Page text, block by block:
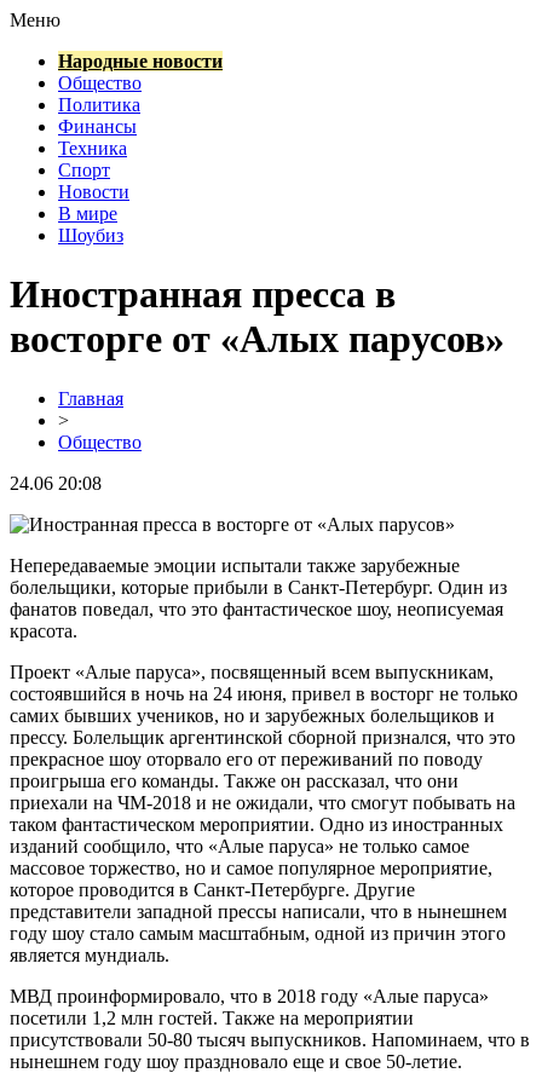
Меню
Народные новости
Общество
Политика
Финансы
Техника
Спорт
Новости
В мире
Шоубиз
Иностранная пресса в
восторге от «Алых парусов»
Главная
>
Общество
24.06 20:08
Непередаваемые эмоции испытали также зарубежные
болельщики, которые прибыли в Санкт-Петербург. Один из
фанатов поведал, что это фантастическое шоу, неописуемая
красота.
Проект «Алые паруса», посвященный всем выпускникам,
состоявшийся в ночь на 24 июня, привел в восторг не только
самих бывших учеников, но и зарубежных болельщиков и
прессу. Болельщик аргентинской сборной признался, что это
прекрасное шоу оторвало его от переживаний по поводу
проигрыша его команды. Также он рассказал, что они
приехали на ЧМ-2018 и не ожидали, что смогут побывать на
таком фантастическом мероприятии. Одно из иностранных
изданий сообщило, что «Алые паруса» не только самое
массовое торжество, но и самое популярное мероприятие,
которое проводится в Санкт-Петербурге. Другие
представители западной прессы написали, что в нынешнем
году шоу стало самым масштабным, одной из причин этого
является мундиаль.
МВД проинформировало, что в 2018 году «Алые паруса»
посетили 1,2 млн гостей. Также на мероприятии
присутствовали 50-80 тысяч выпускников. Напоминаем, что в
нынешнем году шоу праздновало еще и свое 50-летие.